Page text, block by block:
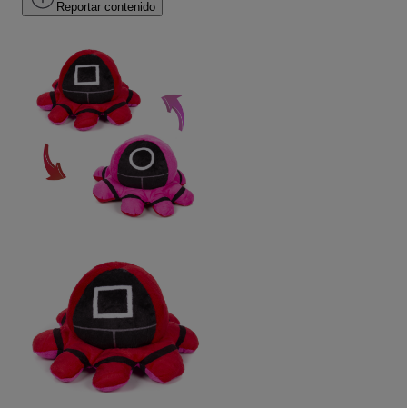
Reportar contenido